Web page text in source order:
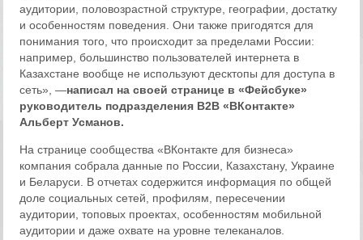
аудитории, половозрастной структуре, географии, достатку
и особенностям поведения. Они также пригодятся для
понимания того, что происходит за пределами России:
например, большинство пользователей интернета в
Казахстане вообще не используют десктопы для доступа в
сеть», —написал на своей странице в «Фейсбуке»
руководитель подразделения B2B «ВКонтакте»
Альберт Усманов.
На странице сообщества «ВКонтакте для бизнеса»
компания собрала данные по России, Казахстану, Украине
и Беларуси. В отчетах содержится информация по общей
доле социальных сетей, профилям, пересечении
аудитории, топовых проектах, особенностям мобильной
аудитории и даже охвате на уровне телеканалов.